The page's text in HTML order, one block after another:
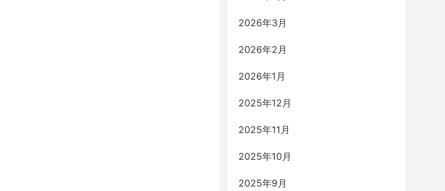
2026年3月
2026年2月
2026年1月
2025年12月
2025年11月
2025年10月
2025年9月